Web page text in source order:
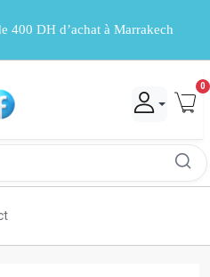
400 DH d’achat à Marrakech
0